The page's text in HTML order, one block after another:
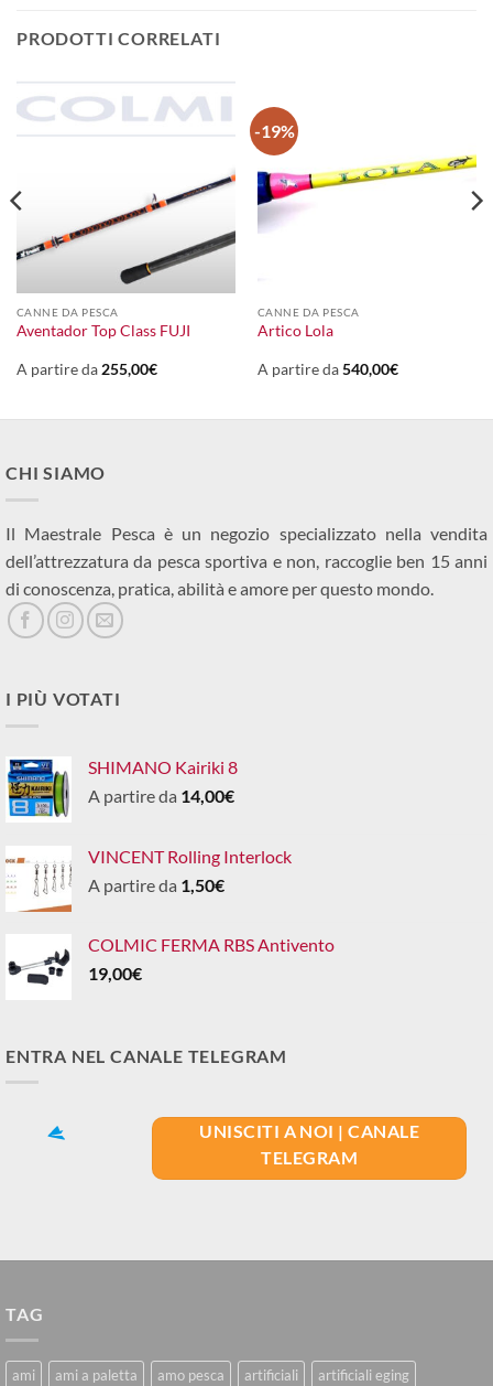
PRODOTTI CORRELATI
CANNE DA PESCA
Aventador Top Class FUJI
A partire da 255,00€
-19%
CANNE DA PESCA
Artico Lola
A partire da540,00€
CHI SIAMO
Il Maestrale Pesca è un negozio specializzato nella vendita
dell’attrezzatura da pesca sportiva e non, raccoglie ben 15 anni
di conoscenza, pratica, abilità e amore per questo mondo.
I PIÙ VOTATI
SHIMANO Kairiki 8
A partire da 14,00€
VINCENT Rolling Interlock
A partire da 1,50€
COLMIC FERMA RBS Antivento
19,00€
ENTRA NEL CANALE TELEGRAM
UNISCITI A NOI | CANALE
TELEGRAM
TAG
ami ami a paletta amo pesca artificiali
artificiali eging